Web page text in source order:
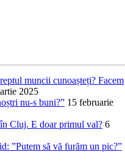
muncii cunoașteți? Facem
2025
nu-s buni?” 15 februarie
Cluj. E doar primul val? 6
”Putem să vă furăm un pic?”